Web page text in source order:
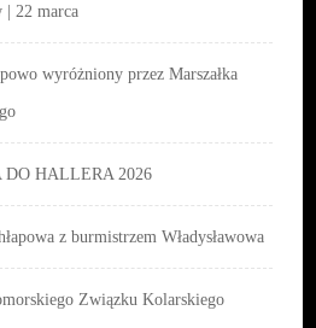
| 22 marca
wyróżniony przez Marszałka
HALLERA 2026
z burmistrzem Władysławowa
Związku Kolarskiego